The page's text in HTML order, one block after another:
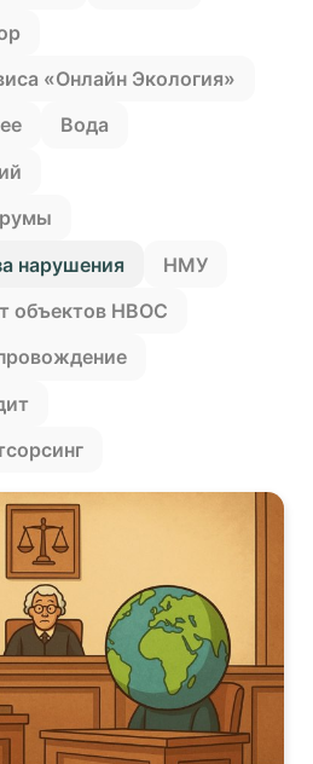
«Онлайн Экология»
Вода
нарушения
НМУ
объектов НВОС